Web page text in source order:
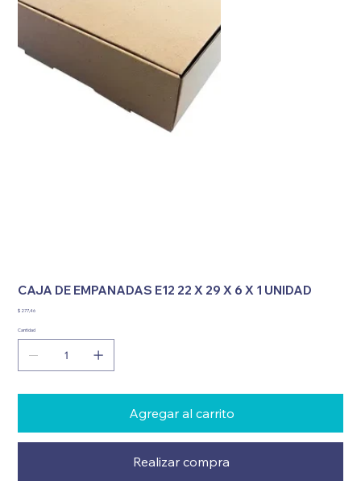
CAJA DE EMPANADAS E12 22 X 29 X 6 X 1 UNIDAD
Precio
$ 277,46
Cantidad
Agregar al carrito
Realizar compra